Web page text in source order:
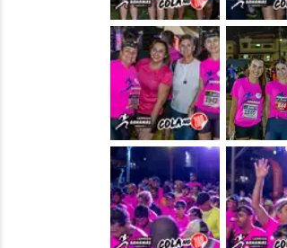
&nbsp; &nbsp;
&nbsp; &nbsp;